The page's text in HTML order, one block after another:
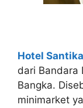
Hotel
dari Bandara
Bangka.
minimarket